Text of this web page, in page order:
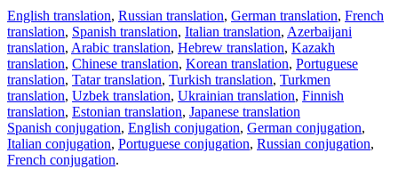
English translation, Russian translation, German translation, French
translation, Spanish translation, Italian translation, Azerbaijani
translation, Arabic translation, Hebrew translation, Kazakh
translation, Chinese translation, Korean translation, Portuguese
translation, Tatar translation, Turkish translation, Turkmen
translation, Uzbek translation, Ukrainian translation, Finnish
translation, Estonian translation, Japanese translation
Spanish conjugation, English conjugation, German conjugation,
Italian conjugation, Portuguese conjugation, Russian conjugation,
French conjugation.